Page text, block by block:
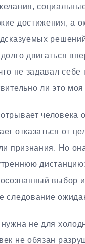
достижения, а
двигаться
не задавал себе
ли это
человека
отказаться от
признания. Но
выбор
следование
не для
не обязан